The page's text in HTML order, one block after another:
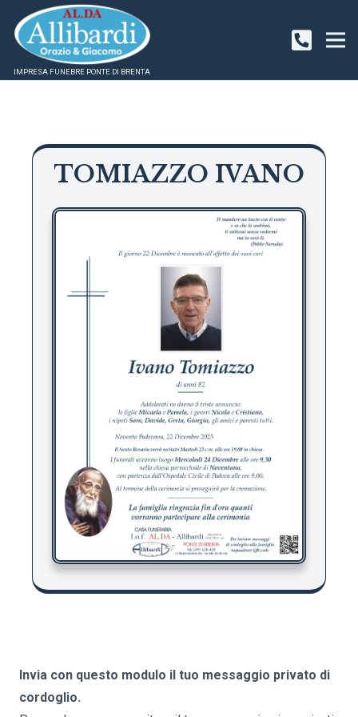
IMPRESA FUNEBRE PONTE DI BRENTA
TOMIAZZO IVANO
Invia con questo modulo il tuo messaggio privato di
cordoglio.